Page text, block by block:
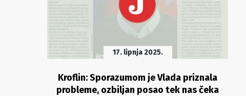
17. lipnja 2025.
Kroflin: Sporazumom je Vlada priznala
probleme, ozbiljan posao tek nas čeka